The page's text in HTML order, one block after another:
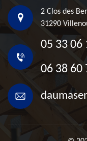
2 Clos des
31290
05 33 06
06 38 60